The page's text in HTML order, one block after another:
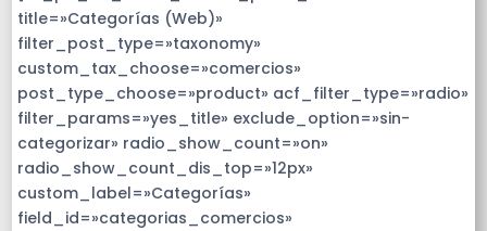
title=»Categorías (Web)»
filter_post_type=»taxonomy»
custom_tax_choose=»comercios»
post_type_choose=»product» acf_filter_type=»radio»
filter_params=»yes_title» exclude_option=»sin-
categorizar» radio_show_count=»on»
radio_show_count_dis_top=»12px»
custom_label=»Categorías»
field_id=»categorias_comercios»